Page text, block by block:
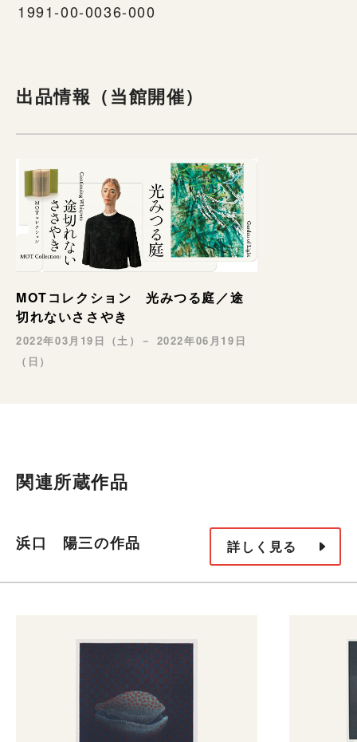
1991-00-0036-000
出品情報（当館開催）
MOTコレクション 光みつる庭／途
切れないささやき
2022年03月19日（土）－ 2022年06月19日
（日）
関連所蔵作品
浜口 陽三の作品 詳しく見る